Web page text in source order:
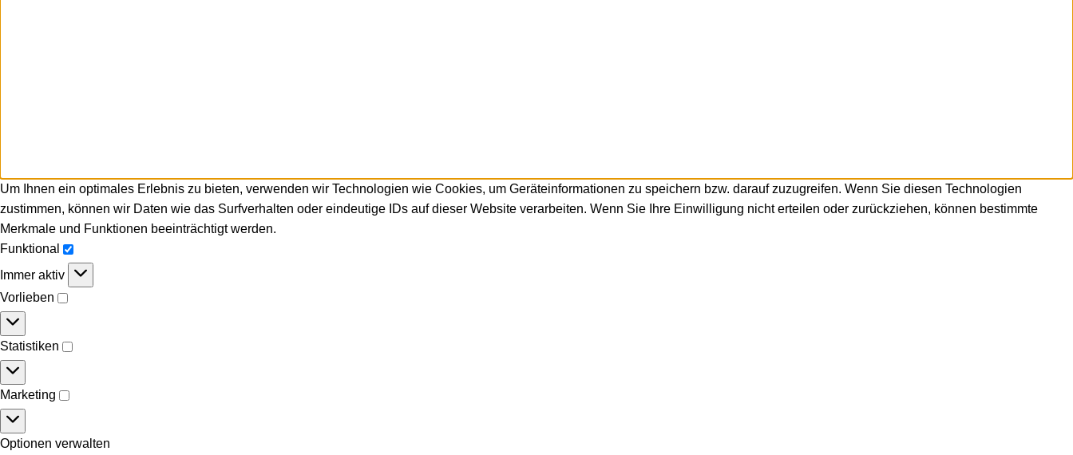
Um Ihnen ein optimales Erlebnis zu bieten, verwenden wir Technologien wie Cookies, um Geräteinformationen zu speichern bzw. darauf zuzugreifen. Wenn Sie diesen Technologien
zustimmen, können wir Daten wie das Surfverhalten oder eindeutige IDs auf dieser Website verarbeiten. Wenn Sie Ihre Einwilligung nicht erteilen oder zurückziehen, können bestimmte
Merkmale und Funktionen beeinträchtigt werden.
Funktional
Immer aktiv
Vorlieben
Statistiken
Marketing
Optionen verwalten